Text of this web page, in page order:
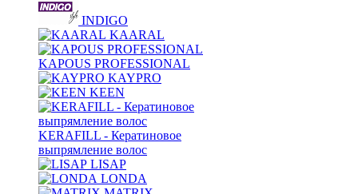
INDIGO
KAARAL
KAPOUS PROFESSIONAL
KAYPRO
KEEN
KERAFILL - Кератиновое
выпрямление волос
LISAP
LONDA